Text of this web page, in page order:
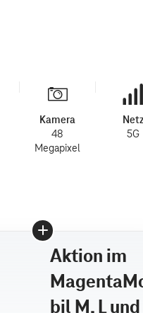
Kamera
48
Megapixel
Netz
5G
Aktion im
bil M, L und